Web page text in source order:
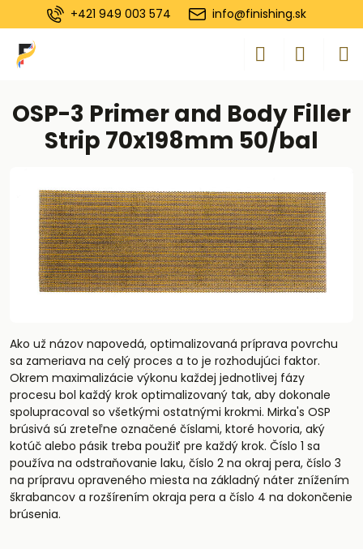
+421 949 003 574 info@finishing.sk
OSP-3 Primer and Body Filler
Strip 70x198mm 50/bal
Ako už názov napovedá, optimalizovaná príprava povrchu
sa zameriava na celý proces a to je rozhodujúci faktor.
Okrem maximalizácie výkonu každej jednotlivej fázy
procesu bol každý krok optimalizovaný tak, aby dokonale
spolupracoval so všetkými ostatnými krokmi. Mirka's OSP
brúsivá sú zreteľne označené číslami, ktoré hovoria, aký
kotúč alebo pásik treba použiť pre každý krok. Číslo 1 sa
používa na odstraňovanie laku, číslo 2 na okraj pera, číslo 3
na prípravu opraveného miesta na základný náter znížením
škrabancov a rozšírením okraja pera a číslo 4 na dokončenie
brúsenia.